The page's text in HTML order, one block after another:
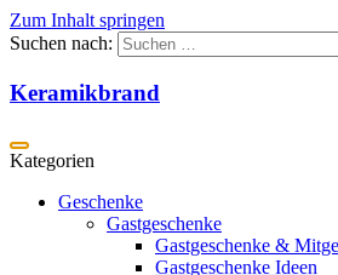
Zum Inhalt springen
Suchen nach:
Keramikbrand
Geschenke
Gastgeschenke
Gastgeschenke &
Gastgeschenke Ideen